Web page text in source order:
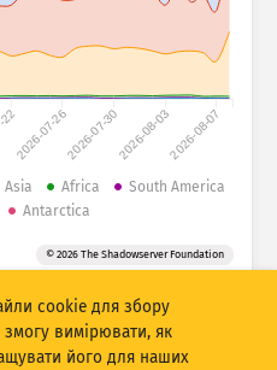
результати
Скинути
Про ці дані
інтернету речей і атак на
Сполучення Європи
2026-07-262026-07-302026-08-032026-08-07
Asia Africa
South America
Antarctica
© 2026 The Shadowserver Foundation
cookie для збору
вимірювати, як
його для наших